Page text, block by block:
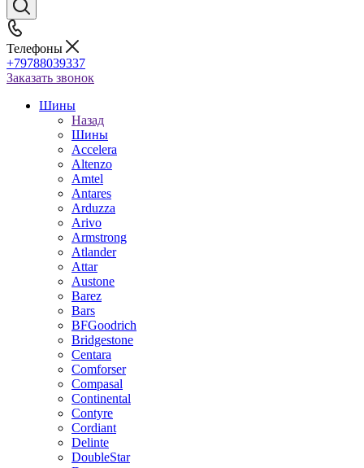
Телефоны
+79788039337
Заказать звонок
Шины
Назад
Шины
Accelera
Altenzo
Amtel
Antares
Arduzza
Arivo
Armstrong
Atlander
Attar
Austone
Barez
Bars
BFGoodrich
Bridgestone
Centara
Comforser
Compasal
Continental
Contyre
Cordiant
Delinte
DoubleStar